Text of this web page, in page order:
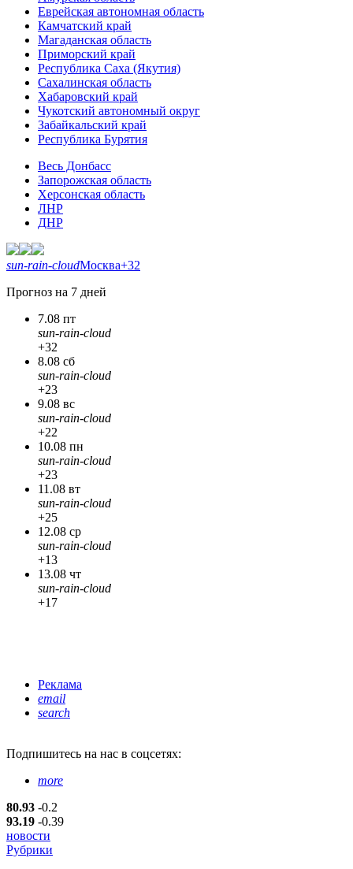
Еврейская автономная область
Камчатский край
Магаданская область
Приморский край
Республика Саха (Якутия)
Сахалинская область
Хабаровский край
Чукотский автономный округ
Забайкальский край
Республика Бурятия
Весь Донбасс
Запорожская область
Херсонская область
ЛНР
ДНР
sun-rain-cloudМосква+32
Прогноз на 7 дней
7.08 пт
sun-rain-cloud
+32
8.08 сб
sun-rain-cloud
+23
9.08 вс
sun-rain-cloud
+22
10.08 пн
sun-rain-cloud
+23
11.08 вт
sun-rain-cloud
+25
12.08 ср
sun-rain-cloud
+13
13.08 чт
sun-rain-cloud
+17
Реклама
email
search
Подпишитесь на нас в соцсетях:
more
80.93 -0.2
93.19 -0.39
новости
Рубрики